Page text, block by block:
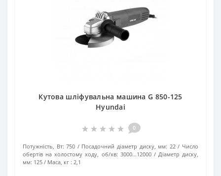
Кутова шліфувальна машина G 850-125
Hyundai
0
Потужність, Вт: 750 Посадочний діаметр диску, мм: 22
Число
обертів на холостому ходу, об/хв: 3000...12000
Діаметр диску,
мм: 125 Маса, кг : 2,1